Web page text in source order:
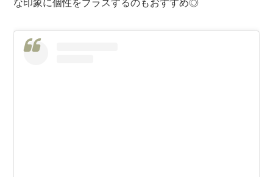
な印象に個性をプラスするのもおすすめ◎